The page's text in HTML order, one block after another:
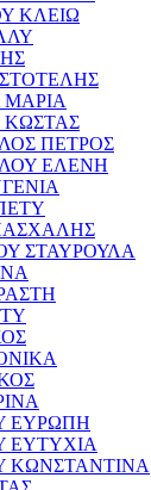
ΚΛΕΙΩ
ΠΕΤΡΟΣ
ΕΛΕΝΗ
ΣΤΑΥΡΟΥΛΑ
ΕΥΡΩΠΗ
ΕΥΤΥΧΙΑ
ΚΩΝΣΤΑΝΤΙΝΑ